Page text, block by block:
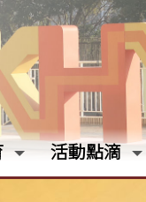
活動點滴